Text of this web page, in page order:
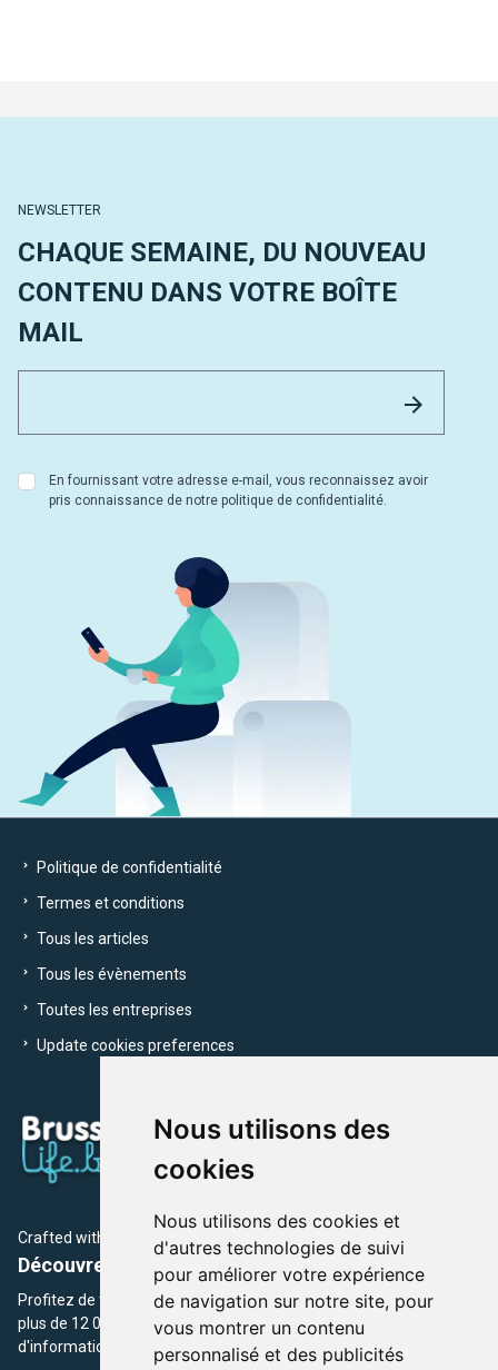
Nous utilisons des
cookies
Nous utilisons des cookies et
d'autres technologies de suivi
pour améliorer votre expérience
de navigation sur notre site, pour
vous montrer un contenu
personnalisé et des publicités
NEWSLETTER
CHAQUE SEMAINE, DU NOUVEAU
CONTENU DANS VOTRE BOÎTE
MAIL
En fournissant votre adresse e-mail, vous reconnaissez avoir
pris connaissance de notre politique de confidentialité.
Politique de confidentialité
Termes et conditions
Tous les articles
Tous les évènements
Toutes les entreprises
Update cookies preferences
Crafted with by Brusselslife Team
Découvrez plus de 12 000 adresses et événements
Profitez de toutes les sections de BrusselsLife.be et découvrez
plus de 12 000 adresses et un grand choix d'événements,
d'informations et de conseils et astuces de notre écriture.